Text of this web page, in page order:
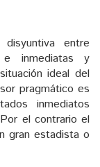
entre
e inmediatas y
ideal del
pragmático es
inmediatos
el contrario el
gran estadista o